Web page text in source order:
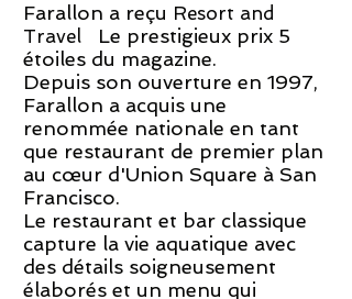
Farallon a reçu Resort and
Travel
Le prestigieux prix 5
étoiles du magazine.
Depuis son ouverture en 1997,
Farallon a acquis une
renommée nationale en tant
que restaurant de premier plan
au cœur d'Union Square à San
Francisco.
Le restaurant et bar classique
capture la vie aquatique avec
des détails soigneusement
élaborés et un menu qui